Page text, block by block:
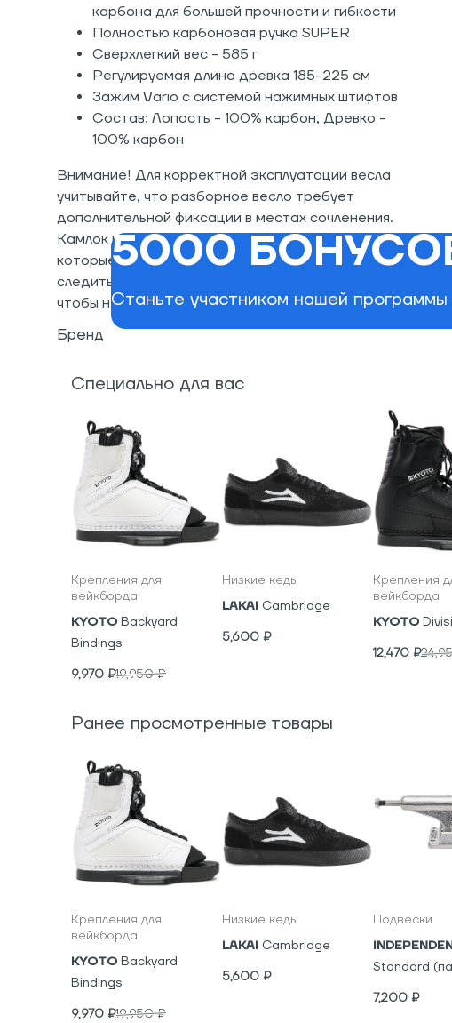
карбона для большей прочности и гибкости
Полностью карбоновая ручка SUPER
Сверхлегкий вес - 585 г
Регулируемая длина древка 185-225 см
Зажим Vario с системой нажимных штифтов
Состав: Лопасть - 100% карбон, Древко -
100% карбон
Внимание! Для корректной эксплуатации весла
учитывайте, что разборное весло требует
дополнительной фиксации в местах сочленения.
Камлок имеет в своей конструкции болты,
которые необходимо затягивать отверткой и
следить, чтобы они не расслабились, не выпали и
чтобы не образовался люфт.
Бренд
Специально для вас
Крепления для
вейкборда
KYOTO Backyard
Bindings
9,970 ₽19,950₽
Низкие кеды
LAKAI Cambridge
5,600 ₽
Крепления
вейкборда
KYOTO
12,470 ₽
Ранее просмотренные товары
Крепления для
вейкборда
KYOTO Backyard
Bindings
9,970 ₽19,950₽
Низкие кеды
LAKAI Cambridge
5,600 ₽
Подвески
Standard
7,200 ₽
5000
Станьте участником нашей программы